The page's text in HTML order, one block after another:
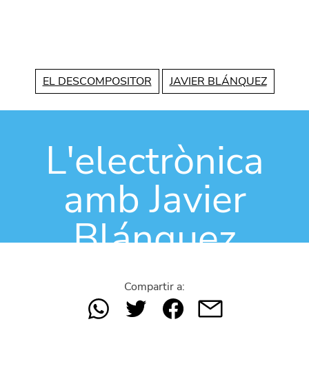
EL DESCOMPOSITOR JAVIER BLÁNQUEZ
L'electrònica
amb Javier
Blánquez
Compartir a: